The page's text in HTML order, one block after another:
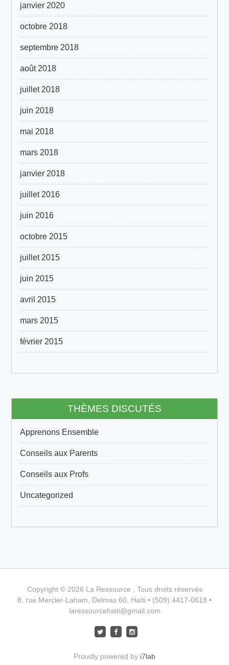
janvier 2020
octobre 2018
septembre 2018
août 2018
juillet 2018
juin 2018
mai 2018
mars 2018
janvier 2018
juillet 2016
juin 2016
octobre 2015
juillet 2015
juin 2015
avril 2015
mars 2015
février 2015
THÈMES DISCUTÉS
Apprenons Ensemble
Conseils aux Parents
Conseils aux Profs
Uncategorized
Copyright © 2026 La Ressource , Tous droits réservés
8, rue Mercier-Laham, Delmas 60, Haïti • (509) 4417-0618 •
laressourcehaiti@gmail.com
Proudly powered by i7lab